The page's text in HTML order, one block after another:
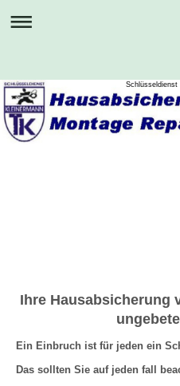
Schlüsseldienst
Ihre Hausabsicherung
Ein Einbruch ist für jeden ein
Das sollten Sie auf jeden fall